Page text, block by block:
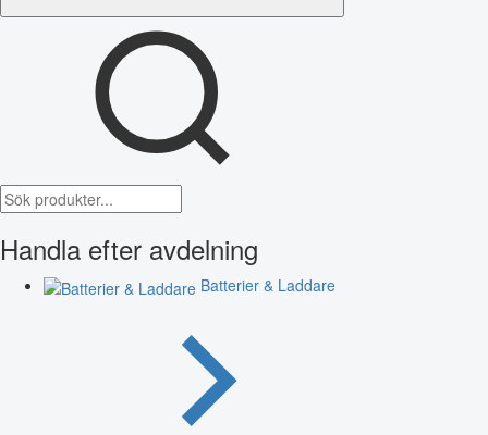
Handla efter avdelning
Batterier & Laddare